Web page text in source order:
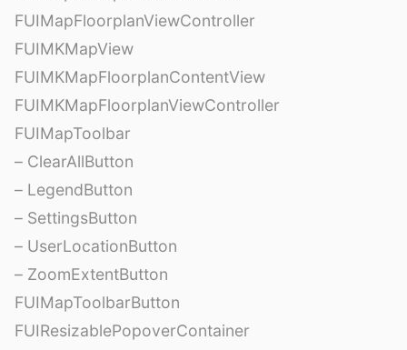
FUIMapFloorplanViewController
FUIMKMapView
FUIMKMapFloorplanContentView
FUIMKMapFloorplanViewController
FUIMapToolbar
– ClearAllButton
– LegendButton
– SettingsButton
– UserLocationButton
– ZoomExtentButton
FUIMapToolbarButton
FUIResizablePopoverContainer